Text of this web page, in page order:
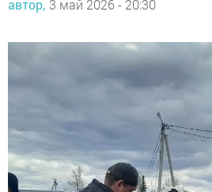
автор, 3 май 2026 - 20:30